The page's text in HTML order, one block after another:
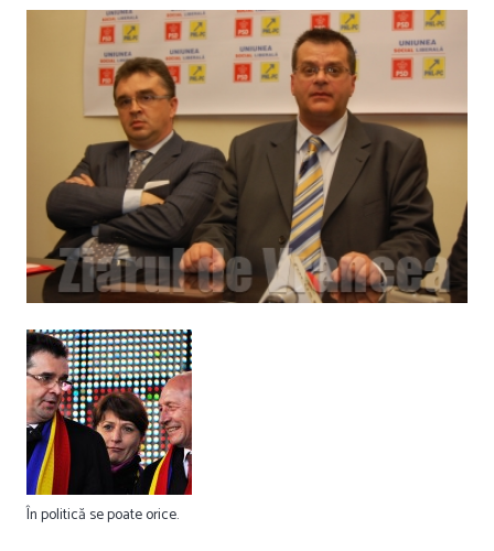
În politică se poate orice.